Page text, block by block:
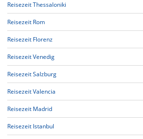
Reisezeit Thessaloniki
Reisezeit Rom
Reisezeit Florenz
Reisezeit Venedig
Reisezeit Salzburg
Reisezeit Valencia
Reisezeit Madrid
Reisezeit Istanbul